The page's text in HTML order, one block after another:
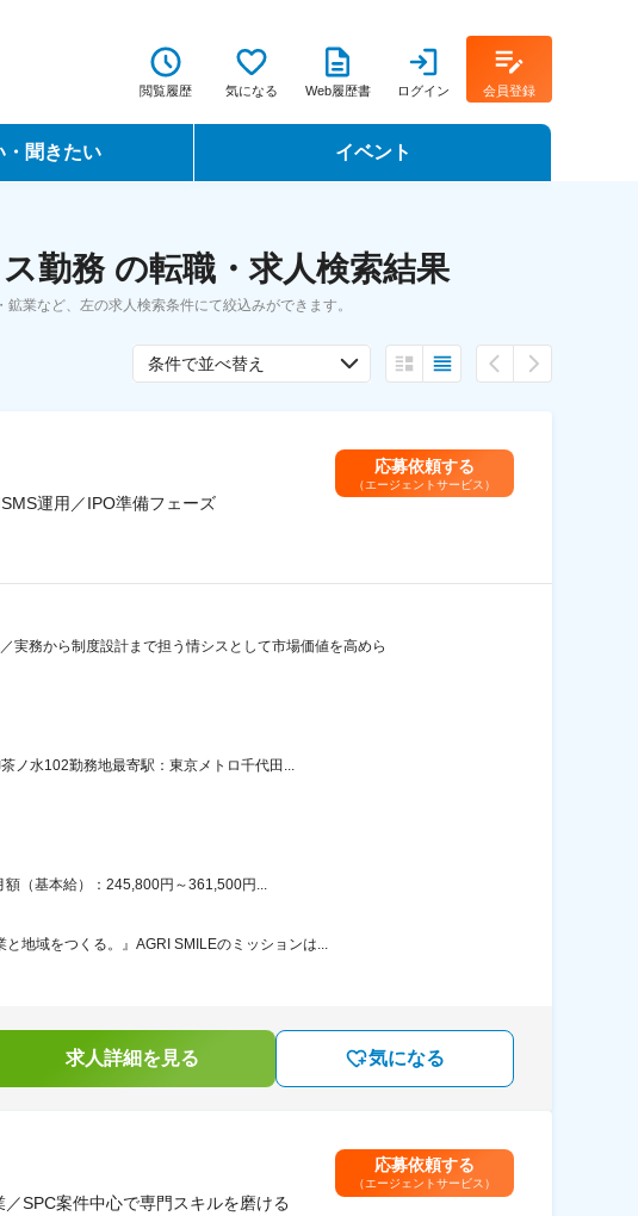
閲覧履歴 気になる Web履歴書 ログイン 会員登録
・聞きたい イベント
転職フェア
勤務 の転職・求人検索結果
業など、左の求人検索条件にて絞込みができます。
条件で並べ替え
運用／IPO準備フェーズ
応募依頼する
（エージェントサービス）
実務から制度設計まで担う情シスとして市場価値を高めら
ノ水102勤務地最寄駅：東京メトロ千代田...
（基本給）：245,800円～361,500円...
地域をつくる。』AGRI SMILEのミッションは...
求人詳細を見る 気になる
SPC案件中心で専門スキルを磨ける
応募依頼する
（エージェントサービス）